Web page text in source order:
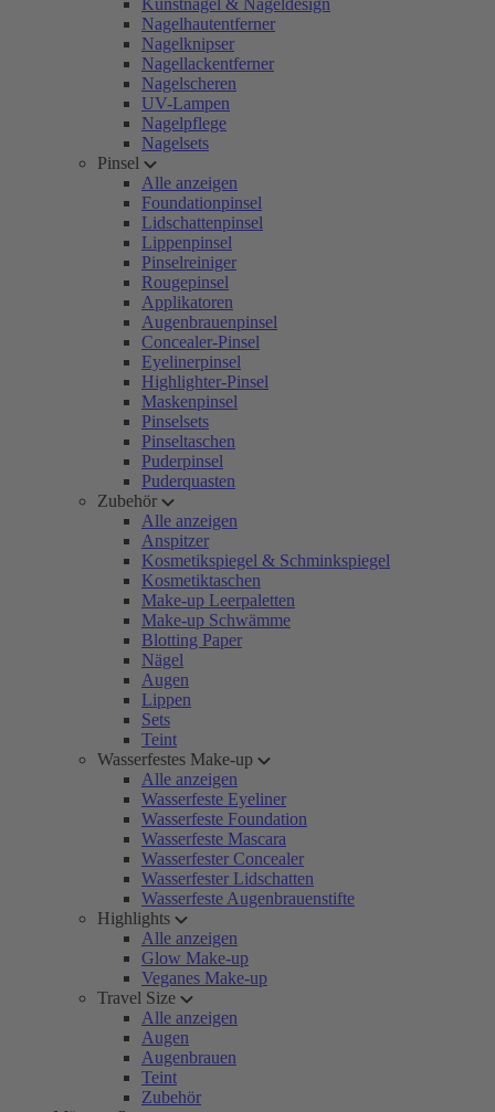
Kunstnägel & Nageldesign
Nagelhautentferner
Nagelknipser
Nagellackentferner
Nagelscheren
UV-Lampen
Nagelpflege
Nagelsets
Pinsel
Alle anzeigen
Foundationpinsel
Lidschattenpinsel
Lippenpinsel
Pinselreiniger
Rougepinsel
Applikatoren
Augenbrauenpinsel
Concealer-Pinsel
Eyelinerpinsel
Highlighter-Pinsel
Maskenpinsel
Pinselsets
Pinseltaschen
Puderpinsel
Puderquasten
Zubehör
Alle anzeigen
Anspitzer
Kosmetikspiegel & Schminkspiegel
Kosmetiktaschen
Make-up Leerpaletten
Make-up Schwämme
Blotting Paper
Nägel
Augen
Lippen
Sets
Teint
Wasserfestes Make-up
Alle anzeigen
Wasserfeste Eyeliner
Wasserfeste Foundation
Wasserfeste Mascara
Wasserfester Concealer
Wasserfester Lidschatten
Wasserfeste Augenbrauenstifte
Highlights
Alle anzeigen
Glow Make-up
Veganes Make-up
Travel Size
Alle anzeigen
Augen
Augenbrauen
Teint
Zubehör